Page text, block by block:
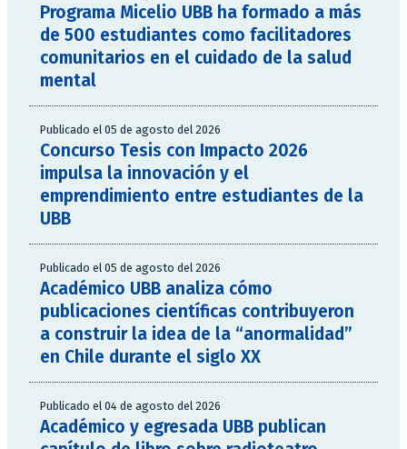
Programa Micelio UBB ha formado a más
de 500 estudiantes como facilitadores
comunitarios en el cuidado de la salud
mental
Publicado el 05 de agosto del 2026
Concurso Tesis con Impacto 2026
impulsa la innovación y el
emprendimiento entre estudiantes de la
UBB
Publicado el 05 de agosto del 2026
Académico UBB analiza cómo
publicaciones científicas contribuyeron
a construir la idea de la “anormalidad”
en Chile durante el siglo XX
Publicado el 04 de agosto del 2026
Académico y egresada UBB publican